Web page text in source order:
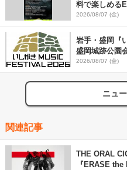
料で楽しめる
発表
2026/08/07 (金)
岩手・盛岡『
盛岡城跡公園
2026/08/07 (金)
ニュ
関連記事
THE ORAL
『ERASE